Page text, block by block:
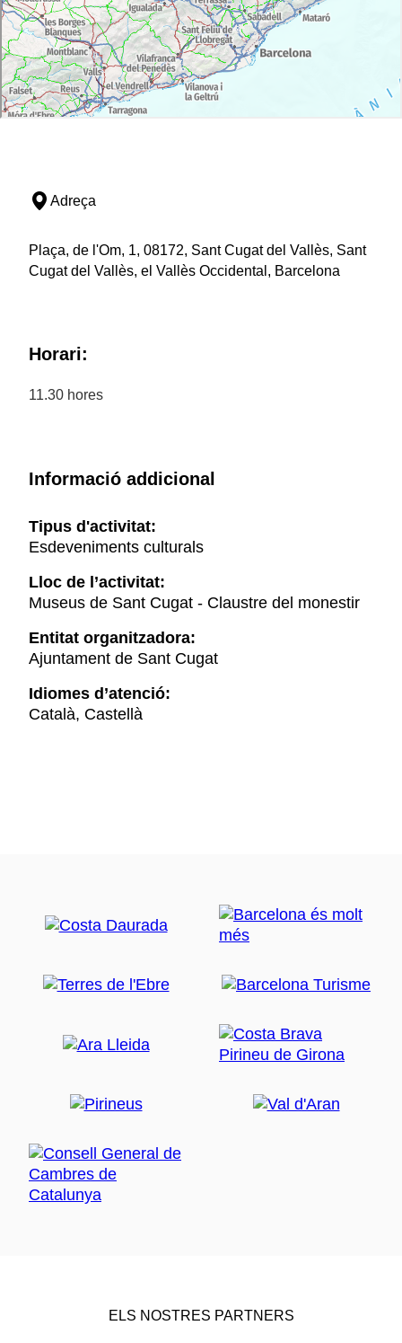
Adreça
Plaça, de l'Om, 1, 08172, Sant Cugat del Vallès, Sant
Cugat del Vallès, el Vallès Occidental, Barcelona
Horari:
11.30 hores
Informació addicional
Tipus d'activitat:
Esdeveniments culturals
Lloc de l’activitat:
Museus de Sant Cugat - Claustre del monestir
Entitat organitzadora:
Ajuntament de Sant Cugat
Idiomes d’atenció:
Català, Castellà
ELS NOSTRES PARTNERS